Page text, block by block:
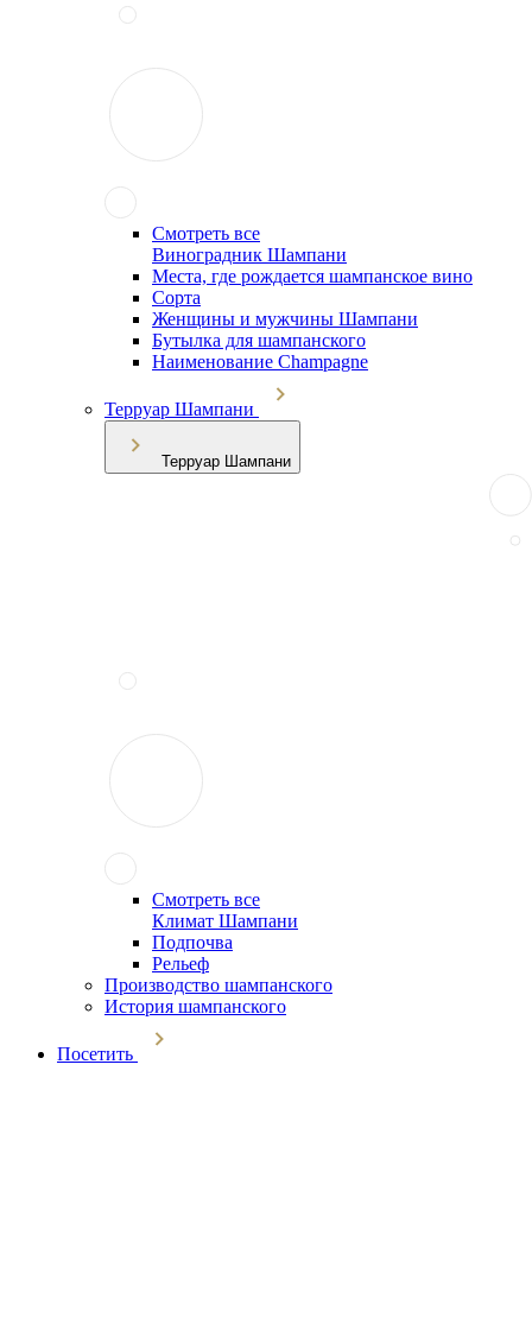
Смотреть все
Виноградник Шампани
Места, где рождается шампанское вино
Сорта
Женщины и мужчины Шампани
Бутылка для шампанского
Наименование Champagne
Терруар Шампани
Терруар Шампани
Смотреть все
Климат Шампани
Подпочва
Рельеф
Производство шампанского
История шампанского
Посетить